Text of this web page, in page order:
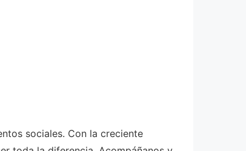
sociales. Con la creciente